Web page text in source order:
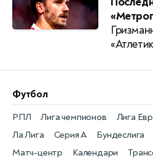
Футбол
РПЛ
Матч-центр
Лига чемпионов
Календари
Лига
Ла Лига Серия А Бундеслига